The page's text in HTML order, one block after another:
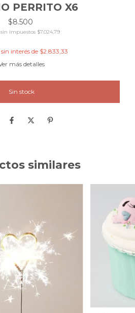
PERRITO X6
$8.500
impuestos $7.024,79
interés de $2.833,33
más detalles
similares